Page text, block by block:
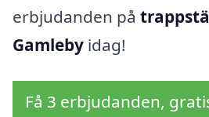
erbjudanden på
Gamleby idag!
Få 3 erbjudanden,